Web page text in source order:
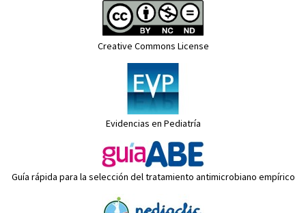
Creative Commons License
Evidencias en Pediatría
Guía rápida para la selección del tratamiento antimicrobiano empírico